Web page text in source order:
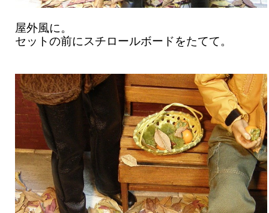
屋外風に。
セットの前にスチロールボードをたてて。